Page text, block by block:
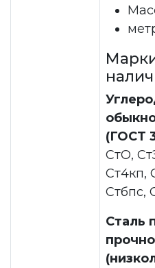
(ГОСТ
СтО,
Ст4кп,
Стбпс,
Сталь